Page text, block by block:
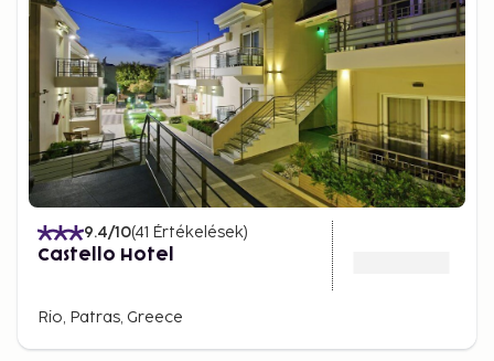
9.4/10(41 Értékelések)
Castello Hotel
Rio, Patras, Greece